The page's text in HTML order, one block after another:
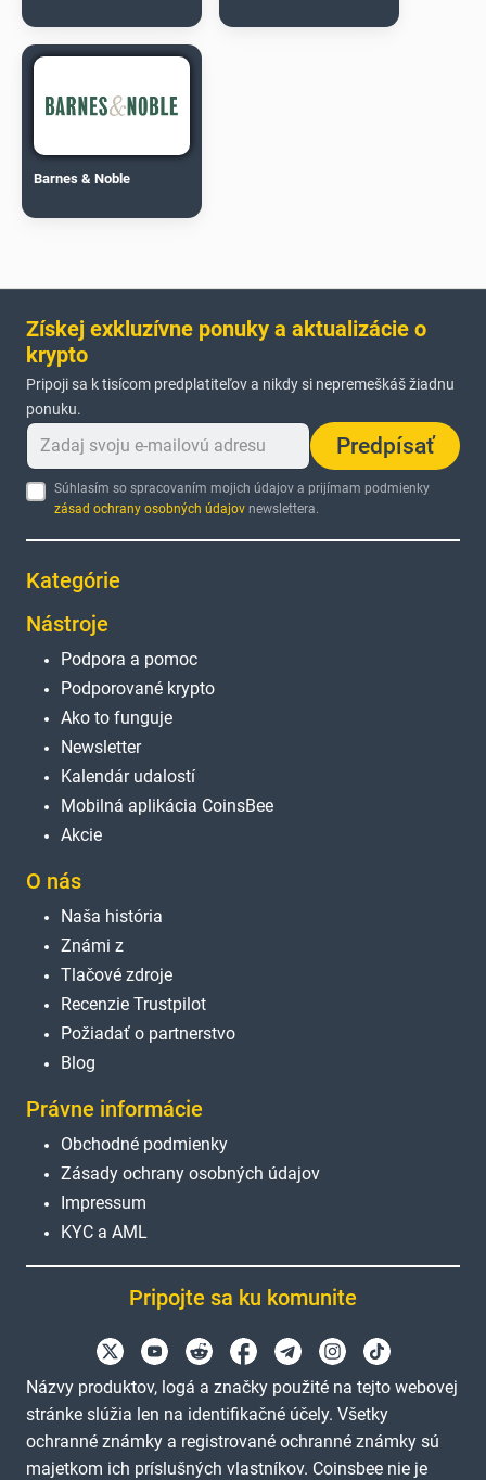
Barnes & Noble
Získej exkluzívne ponuky a aktualizácie o
krypto
Pripoji sa k tisícom predplatiteľov a nikdy si nepremeškáš žiadnu
ponuku.
Predpísať
Súhlasím so spracovaním mojich údajov a prijímam podmienky
zásad ochrany osobných údajov newslettera.
Kategórie
Nástroje
Podpora a pomoc
Podporované krypto
Ako to funguje
Newsletter
Kalendár udalostí
Mobilná aplikácia CoinsBee
Akcie
O nás
Naša história
Známi z
Tlačové zdroje
Recenzie Trustpilot
Požiadať o partnerstvo
Blog
Právne informácie
Obchodné podmienky
Zásady ochrany osobných údajov
Impressum
KYC a AML
Pripojte sa ku komunite
Názvy produktov, logá a značky použité na tejto webovej
stránke slúžia len na identifikačné účely. Všetky
ochranné známky a registrované ochranné známky sú
majetkom ich príslušných vlastníkov. Coinsbee nie je